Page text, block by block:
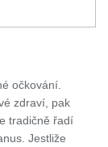
očkování.
zdraví, pak
tradičně řadí
Jestliže